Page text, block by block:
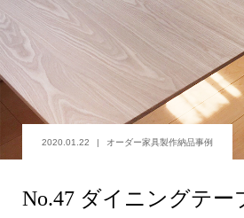
2020.01.22 オーダー家具製作納品事例
No.47 ダイニングテー